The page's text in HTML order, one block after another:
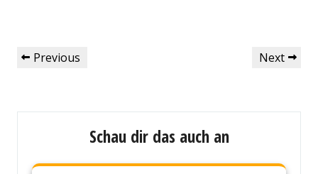
Beitragsnavigation
Previous
Previous
Next
Next
Schau dir das auch an